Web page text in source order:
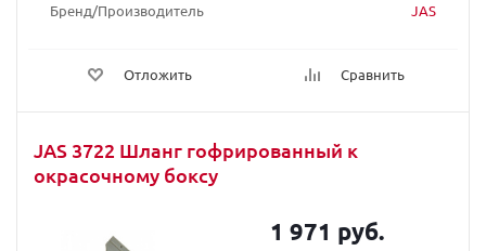
Бренд/Производитель JAS
Отложить Сравнить
JAS 3722 Шланг гофрированный к
окрасочному боксу
1 971 руб.